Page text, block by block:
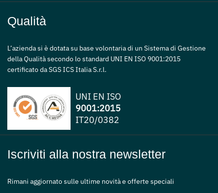
Qualità
L’azienda si è dotata su base volontaria di un Sistema di Gestione
della Qualità secondo lo standard UNI EN ISO 9001:2015
certificato da SGS ICS Italia S.r.l.
UNI EN ISO
9001:2015
IT20/0382
Iscriviti alla nostra newsletter
Rimani aggiornato sulle ultime novità e offerte speciali